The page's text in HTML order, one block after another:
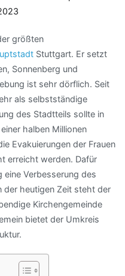
größten
Stuttgart. Er setzt
Sonnenberg und
ist sehr dörflich. Seit
als selbstständige
des Stadtteils sollte in
halben Millionen
Evakuierungen der Frauen
erreicht werden. Dafür
Verbesserung des
der heutigen Zeit steht der
Kirchengemeinde
bietet der Umkreis